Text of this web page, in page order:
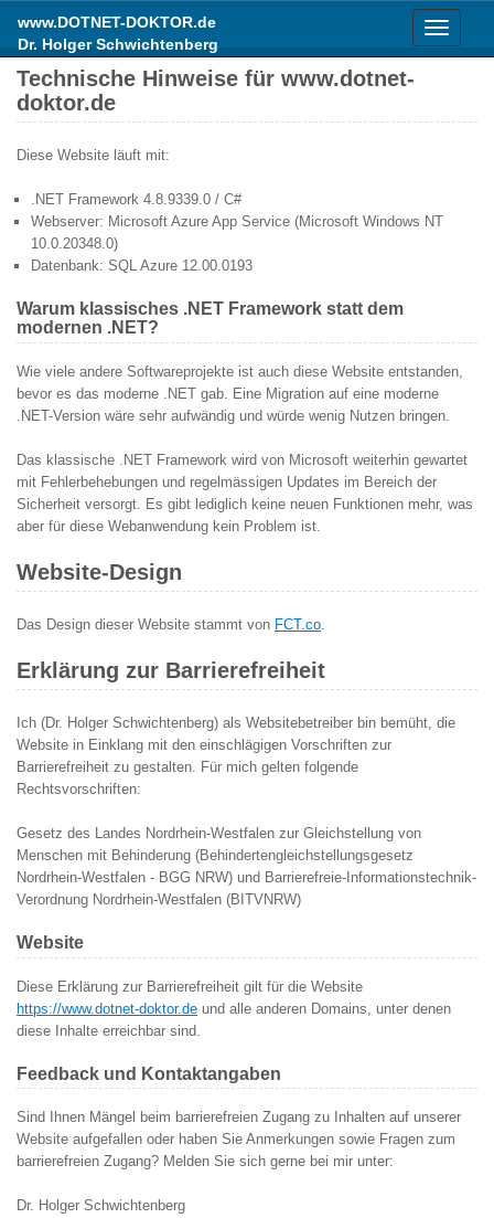
Toggle
www.DOTNET-DOKTOR.de
Dr. Holger Schwichtenberg
Technische Hinweise für www.dotnet-
doktor.de
Diese Website läuft mit:
.NET Framework 4.8.9339.0 / C#
Webserver: Microsoft Azure App Service (Microsoft Windows NT
10.0.20348.0)
Datenbank: SQL Azure 12.00.0193
Warum klassisches .NET Framework statt dem
modernen .NET?
Wie viele andere Softwareprojekte ist auch diese Website entstanden,
bevor es das moderne .NET gab. Eine Migration auf eine moderne
.NET-Version wäre sehr aufwändig und würde wenig Nutzen bringen.
Das klassische .NET Framework wird von Microsoft weiterhin gewartet
mit Fehlerbehebungen und regelmässigen Updates im Bereich der
Sicherheit versorgt. Es gibt lediglich keine neuen Funktionen mehr, was
aber für diese Webanwendung kein Problem ist.
Website-Design
Das Design dieser Website stammt von FCT.co
Erklärung zur Barrierefreiheit
Ich (Dr. Holger Schwichtenberg) als Websitebetreiber bin bemüht, die
Website in Einklang mit den einschlägigen Vorschriften zur
Barrierefreiheit zu gestalten. Für mich gelten folgende
Rechtsvorschriften:
Gesetz des Landes Nordrhein-Westfalen zur Gleichstellung von
Menschen mit Behinderung (Behindertengleichstellungsgesetz
Nordrhein-Westfalen - BGG NRW) und Barrierefreie-Informationstechnik-
Verordnung Nordrhein-Westfalen (BITVNRW)
Website
Diese Erklärung zur Barrierefreiheit gilt für die Website
https://www.dotnet-doktor.de und alle anderen Domains, unter denen
diese Inhalte erreichbar sind.
Feedback und Kontaktangaben
Sind Ihnen Mängel beim barrierefreien Zugang zu Inhalten auf unserer
Website aufgefallen oder haben Sie Anmerkungen sowie Fragen zum
barrierefreien Zugang? Melden Sie sich gerne bei mir unter:
Dr. Holger Schwichtenberg